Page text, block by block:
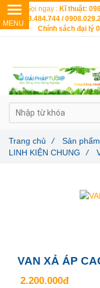
VAN XẢ ÁP
2.200.000đ
Trang chủ / Sản phẩm
LINH KIỆN CHUNG
/
Gọi ngay : Kĩ thuật:
0903.484.744 /
Chính sách đại lý